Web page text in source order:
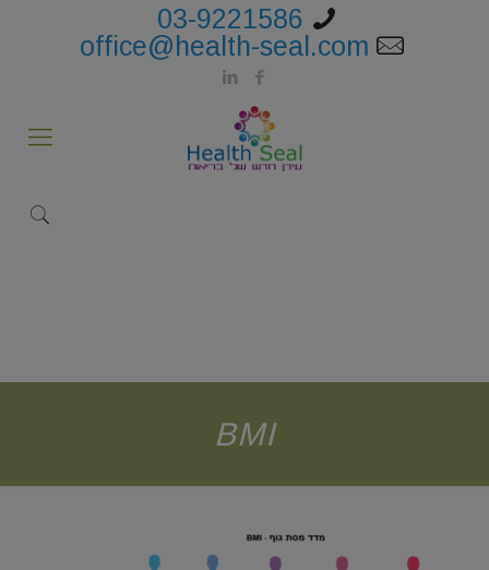
03-9221586
office@health-seal.com
BMI